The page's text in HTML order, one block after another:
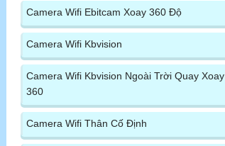
Camera Wifi Ebitcam Xoay 360 Độ
Camera Wifi Kbvision
Camera Wifi Kbvision Ngoài Trời Quay Xoay
360
Camera Wifi Thân Cố Định